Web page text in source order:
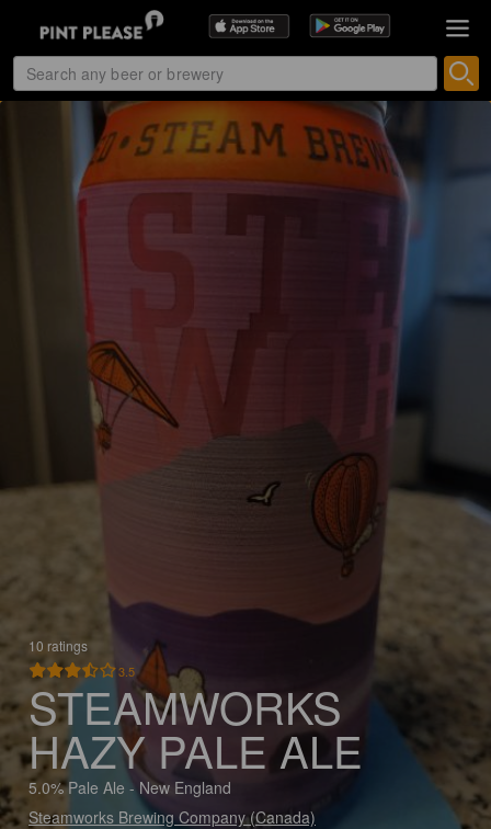
10 ratings
3.5
STEAMWORKS
HAZY PALE ALE
5.0% Pale Ale - New England
Steamworks Brewing Company (Canada)